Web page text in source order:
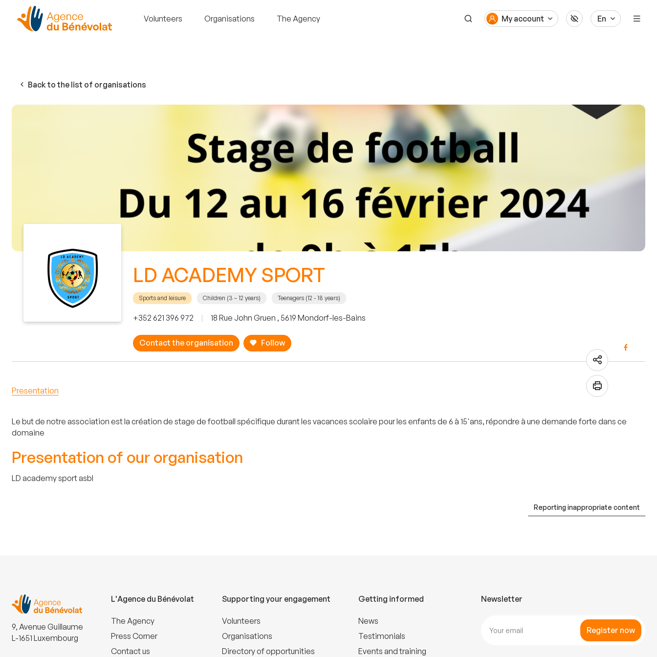
Volunteers Organisations The Agency My account En
Back to the list of organisations
LD ACADEMY SPORT
Sports and leisure Children (3 – 12 years) Teenagers (12 - 18 years)
+352 621 396 972 | 18 Rue John Gruen , 5619 Mondorf-les-Bains
Contact the organisation Follow
Presentation
Le but de notre association est la création de stage de football spécifique durant les vacances scolaire pour les enfants de 6 à 15'ans, répondre à une demande forte dans ce
domaine
Presentation of our organisation
LD academy sport asbl
Reporting inappropriate content
9, Avenue Guillaume
L-1651 Luxembourg
L'Agence du Bénévolat
The Agency
Press Corner
Contact us
Supporting your engagement
Volunteers
Organisations
Directory of opportunities
Getting informed
News
Testimonials
Events and training
Newsletter
Register now